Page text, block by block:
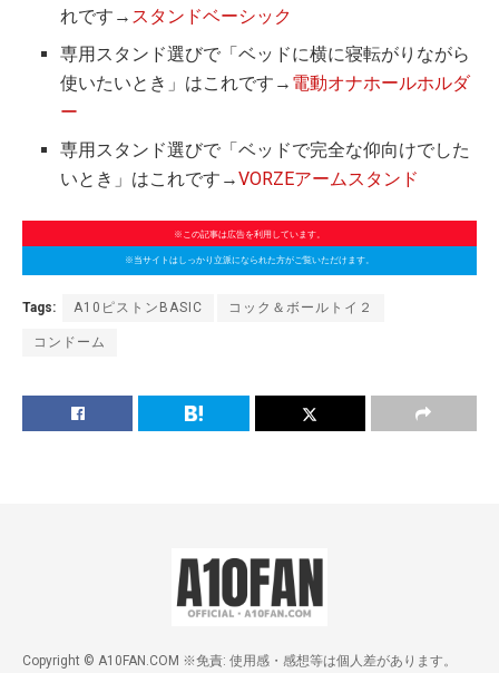
れです→ スタンドベーシック
専用スタンド選びで「ベッドに横に寝転がりながら
使いたいとき」はこれです→ 電動オナホールホルダ
ー
専用スタンド選びで「ベッドで完全な仰向けでした
いとき」はこれです→VORZEアームスタンド
※この記事は広告を利用しています。
※当サイトはしっかり立派になられた方がご覧いただけます。
Tags: A10ピストンBASIC コック＆ボールトイ２
コンドーム
Copyright © A10FAN.COM ※免責: 使用感・感想等は個人差があります。